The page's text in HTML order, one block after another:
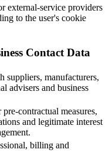
external-service providers
to the user's cookie
Contact Data
suppliers, manufacturers,
advisers and business
contractual measures,
and legitimate interest
billing and